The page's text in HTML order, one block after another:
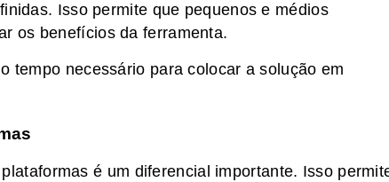
Isso permite que pequenos e médios
os benefícios da ferramenta.
tempo necessário para colocar a solução em
é um diferencial importante. Isso